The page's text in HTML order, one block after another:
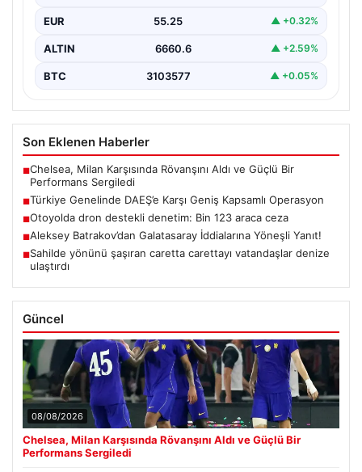
EUR 55.25 ▲ +0.32%
ALTIN 6660.6 ▲ +2.59%
BTC 3103577 ▲ +0.05%
Son Eklenen Haberler
■Chelsea, Milan Karşısında Rövanşını Aldı ve Güçlü Bir
Performans Sergiledi
■Türkiye Genelinde DAEŞ’e Karşı Geniş Kapsamlı Operasyon
■Otoyolda dron destekli denetim: Bin 123 araca ceza
■Aleksey Batrakov’dan Galatasaray İddialarına Yöneşli Yanıt!
■Sahilde yönünü şaşıran caretta carettayı vatandaşlar denize
ulaştırdı
Güncel
08/08/2026
Chelsea, Milan Karşısında Rövanşını Aldı ve Güçlü Bir
Performans Sergiledi